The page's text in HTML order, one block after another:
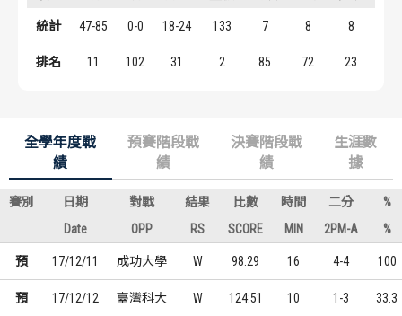
統計 47-85 0-0 18-24 133 7 8 8
排名 11 102 31 2 85 72 23
全學年度戰
績
預賽階段戰
績
決賽階段戰
績
生涯數
據
賽別 日期 對戰 結果 比數 時間 二分
%
Date
OPP RS SCORE MIN 2PM-A %
預 17/12/11 成功大學 W 98:29 16 4-4 100
預 17/12/12 臺灣科大 W 124:51 10 1-3 33.3